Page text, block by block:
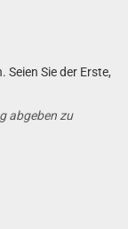
Sie der Erste,
abgeben zu